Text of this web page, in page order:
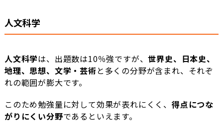
人文科学
人文科学は、出題数は10％強ですが、世界史、日本史、
地理、思想、文学・芸術と多くの分野が含まれ、それぞ
れの範囲が膨大です。
このため勉強量に対して効果が表れにくく、 得点につな
がりにくい分野であるといえます。